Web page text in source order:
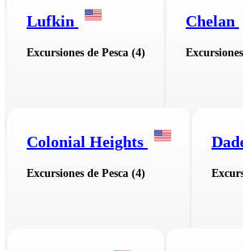
Lufkin
Excursiones de Pesca (4)
Chelan
Colonial Heights
Excursiones de Pesca (4)